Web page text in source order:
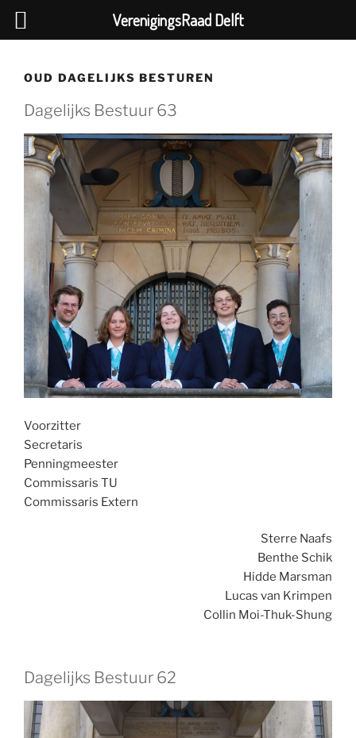
inhoud
OUD DAGELIJKS BESTUREN
Dagelijks Bestuur 63
Voorzitter
Secretaris
Penningmeester
Commissaris TU
Commissaris Extern
Sterre Naafs
Benthe Schik
Hidde Marsman
Lucas van Krimpen
Collin Moi-Thuk-Shung
Dagelijks Bestuur 62
VerenigingsRaad Delft